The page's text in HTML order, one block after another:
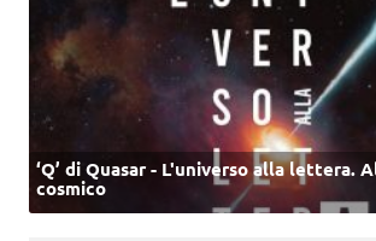
‘Q’ di Quasar - L'universo alla lettera.
cosmico